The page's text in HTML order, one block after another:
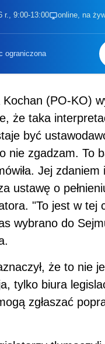
r., 9:00-13:00 online, na
ograniczona
(PO-KO)
że taka
być
nie zgadzam. To
Jej zdaniem
ustawę o
"To jest w tej
wybrano do
że to nie
tylko biura
zgłaszać